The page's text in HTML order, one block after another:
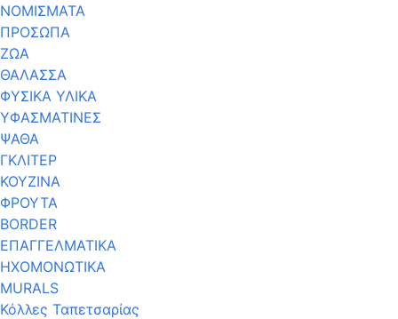
ΝΟΜΙΣΜΑΤΑ
ΠΡΟΣΩΠΑ
ΖΩΑ
ΘΑΛΑΣΣΑ
ΦΥΣΙΚΑ ΥΛΙΚΑ
ΥΦΑΣΜΑΤΙΝΕΣ
ΨΑΘΑ
ΓΚΛΙΤΕΡ
ΚΟΥΖΙΝΑ
ΦΡΟΥΤΑ
BORDER
ΕΠΑΓΓΕΛΜΑΤΙΚΑ
ΗΧΟΜΟΝΩΤΙΚΑ
MURALS
Κόλλες Ταπετσαρίας